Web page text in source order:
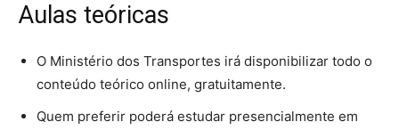
Aulas teóricas
O Ministério dos Transportes irá disponibilizar todo o
conteúdo teórico online, gratuitamente.
Quem preferir poderá estudar presencialmente em